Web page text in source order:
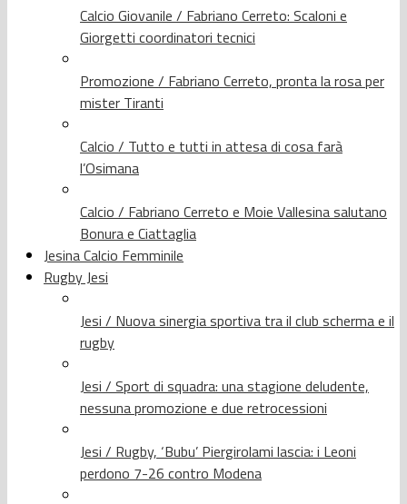
Calcio Giovanile / Fabriano Cerreto: Scaloni e
Giorgetti coordinatori tecnici
Promozione / Fabriano Cerreto, pronta la rosa per
mister Tiranti
Calcio / Tutto e tutti in attesa di cosa farà
l’Osimana
Calcio / Fabriano Cerreto e Moie Vallesina salutano
Bonura e Ciattaglia
Jesina Calcio Femminile
Rugby Jesi
Jesi / Nuova sinergia sportiva tra il club scherma e il
rugby
Jesi / Sport di squadra: una stagione deludente,
nessuna promozione e due retrocessioni
Jesi / Rugby, ‘Bubu’ Piergirolami lascia: i Leoni
perdono 7-26 contro Modena